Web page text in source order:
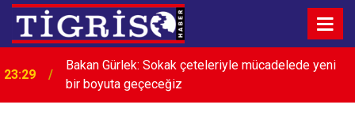
23:00
Diyarbakır U12 Şenlik Turnuvası’nda şampiyonlar
belli oldu